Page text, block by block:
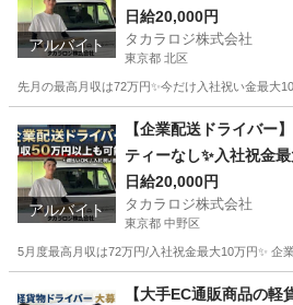
アルバイト
日給20,000円
タカラロジ株式会社
東京都 北区
先月の最高月収は72万円✨今だけ入社祝い金最大
ドライバー 貨物
アルバイト
【企業配送ドライバー
ティーなし✨入社祝金
日給20,000円
タカラロジ株式会社
東京都 中野区
5月度最高月収は72万円/入社祝金最大10万円✨
ドライバー 貨物
【大手EC通販商品の